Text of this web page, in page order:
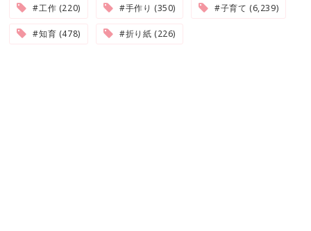
#工作 (220) #手作り (350) #子育て (6,239)
#知育 (478) #折り紙 (226)